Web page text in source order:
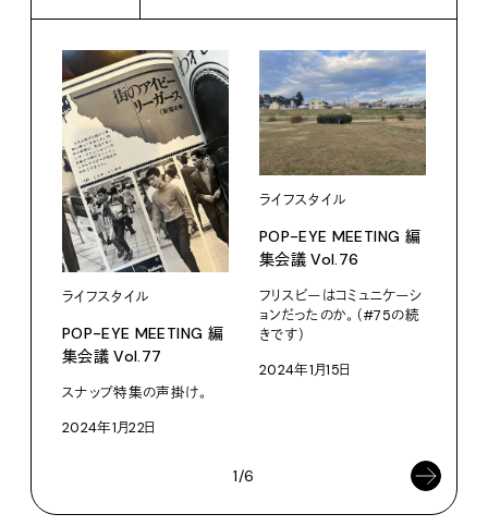
ライフスタイル
POP-EYE MEETING 編
集会議 Vol.77
スナップ特集の声掛け。
2024年1月22日
ライフスタイル
POP-EYE MEETING 編
集会議 Vol.76
フリスビーはコミュニケーシ
ョンだったのか。（#75の続
きです）
2024年1月15日
1/6